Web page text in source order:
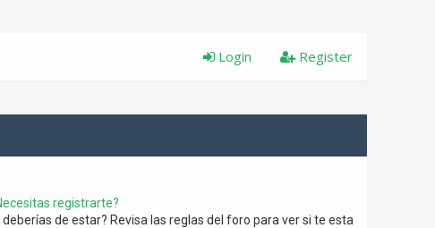
Register
Login
registrarte?
de estar? Revisa las reglas del foro para ver si te esta